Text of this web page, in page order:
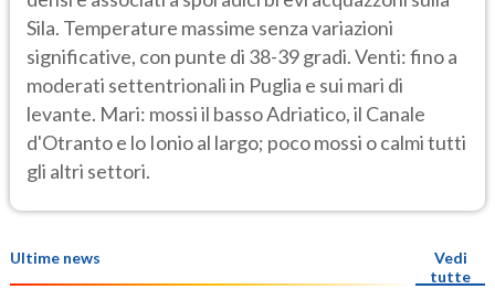
Sila. Temperature massime senza variazioni
significative, con punte di 38-39 gradi. Venti: fino a
moderati settentrionali in Puglia e sui mari di
levante. Mari: mossi il basso Adriatico, il Canale
d'Otranto e lo Ionio al largo; poco mossi o calmi tutti
gli altri settori.
Ultime news
Vedi
tutte